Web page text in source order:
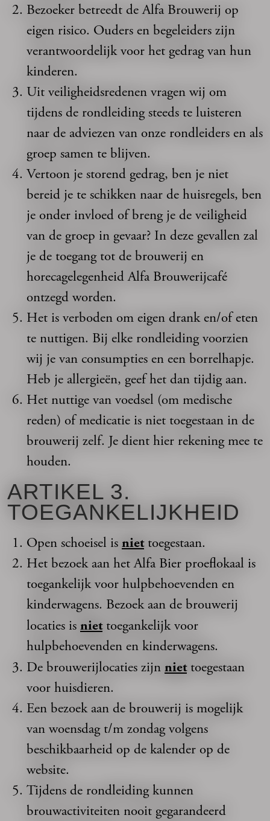
Bezoeker betreedt de Alfa Brouwerij op
eigen risico. Ouders en begeleiders zijn
verantwoordelijk voor het gedrag van hun
kinderen.
Uit veiligheidsredenen vragen wij om
tijdens de rondleiding steeds te luisteren
naar de adviezen van onze rondleiders en als
groep samen te blijven.
Vertoon je storend gedrag, ben je niet
bereid je te schikken naar de huisregels, ben
je onder invloed of breng je de veiligheid
van de groep in gevaar? In deze gevallen zal
je de toegang tot de brouwerij en
horecagelegenheid Alfa Brouwerijcafé
ontzegd worden.
Het is verboden om eigen drank en/of eten
te nuttigen. Bij elke rondleiding voorzien
wij je van consumpties en een borrelhapje.
Heb je allergieën, geef het dan tijdig aan.
Het nuttige van voedsel (om medische
reden) of medicatie is niet toegestaan in de
brouwerij zelf. Je dient hier rekening mee te
houden.
ARTIKEL 3.
TOEGANKELIJKHEID
Open schoeisel is niettoegestaan.
Het bezoek aan het Alfa Bier proeflokaal is
toegankelijk voor hulpbehoevenden en
kinderwagens. Bezoek aan de brouwerij
locaties is niettoegankelijk voor
hulpbehoevenden en kinderwagens.
De brouwerijlocaties zijn niettoegestaan
voor huisdieren.
Een bezoek aan de brouwerij is mogelijk
van woensdag t/m zondag volgens
beschikbaarheid op de kalender op de
website.
Tijdens de rondleiding kunnen
brouwactiviteiten nooit gegarandeerd